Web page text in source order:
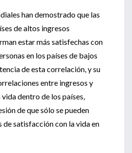
han demostrado que las
de altos ingresos
estar más satisfechas con
en los países de bajos
de esta correlación, y su
entre ingresos y
dentro de los países,
de que sólo se pueden
de satisfacción con la vida en